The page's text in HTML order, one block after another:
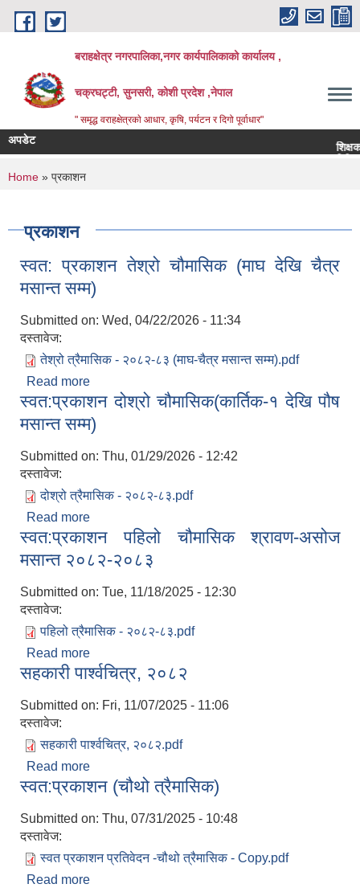
Skip to main content
बराहक्षेत्र नगरपालिका,नगर कार्यपालिकाको कार्यालय ,
चक्रघट्टी, सुनसरी, कोशी प्रदेश ,नेपाल
" समृद्ध वराहक्षेत्रकाे आधार, कृषि, पर्यटन र दिगो पूर्वाधार"
अपडेट
शिक्षक
You are here
Home » प्रकाशन
प्रकाशन
स्वत: प्रकाशन तेश्रो चौमासिक (माघ देखि चैत्र
मसान्त सम्म)
Submitted on: Wed, 04/22/2026 - 11:34
दस्तावेज:
तेश्रो त्रैमासिक - २०८२-८३ (माघ-चैत्र मसान्त सम्म).pdf
Read more
मसान्त सम्म)
स्वत:प्रकाशन दोश्रो चौमासिक(कार्तिक-१ देखि पौष
मसान्त सम्म)
Submitted on: Thu, 01/29/2026 - 12:42
दस्तावेज:
दोश्रो त्रैमासिक - २०८२-८३.pdf
Read more
मसान्त सम्म)
स्वत:प्रकाशन पहिलो चौमासिक श्रावण-असोज
मसान्त २०८२-२०८३
Submitted on: Tue, 11/18/2025 - 12:30
दस्तावेज:
पहिलो त्रैमासिक - २०८२-८३.pdf
Read more
मसान्त २०८२-२०८३
सहकारी पार्श्वचित्र, २०८२
Submitted on: Fri, 11/07/2025 - 11:06
दस्तावेज:
सहकारी पार्श्वचित्र, २०८२.pdf
Read more
स्वत:प्रकाशन (चौथो त्रैमासिक)
Submitted on: Thu, 07/31/2025 - 10:48
दस्तावेज:
स्वत प्रकाशन प्रतिवेदन -चौथो त्रैमासिक - Copy.pdf
Read more